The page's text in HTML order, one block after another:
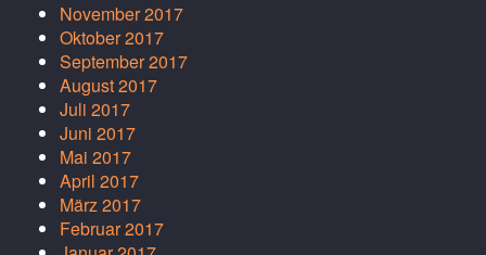
November 2017
Oktober 2017
September 2017
August 2017
Juli 2017
Juni 2017
Mai 2017
April 2017
März 2017
Februar 2017